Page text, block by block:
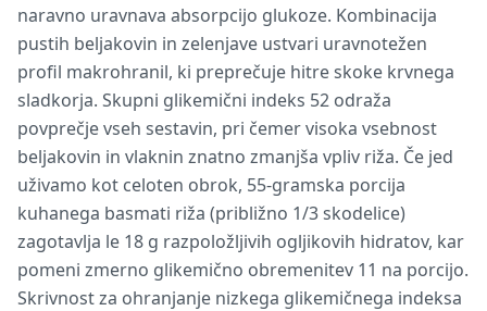
naravno uravnava absorpcijo glukoze. Kombinacija
pustih beljakovin in zelenjave ustvari uravnotežen
profil makrohranil, ki preprečuje hitre skoke krvnega
sladkorja. Skupni glikemični indeks 52 odraža
povprečje vseh sestavin, pri čemer visoka vsebnost
beljakovin in vlaknin znatno zmanjša vpliv riža. Če jed
uživamo kot celoten obrok, 55-gramska porcija
kuhanega basmati riža (približno 1/3 skodelice)
zagotavlja le 18 g razpoložljivih ogljikovih hidratov, kar
pomeni zmerno glikemično obremenitev 11 na porcijo.
Skrivnost za ohranjanje nizkega glikemičnega indeksa